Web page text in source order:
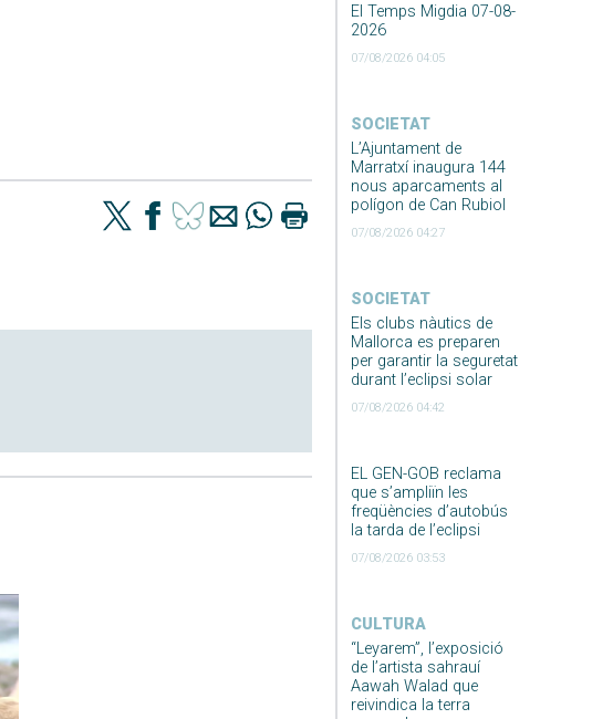
El Temps Migdia 07-08-
2026
07/08/2026 04:05
SOCIETAT
L’Ajuntament de
Marratxí inaugura 144
nous aparcaments al
polígon de Can Rubiol
07/08/2026 04:27
SOCIETAT
Els clubs nàutics de
Mallorca es preparen
per garantir la seguretat
durant l’eclipsi solar
07/08/2026 04:42
EL GEN-GOB reclama
que s’ampliïn les
freqüències d’autobús
la tarda de l’eclipsi
07/08/2026 03:53
CULTURA
“Leyarem”, l’exposició
de l’artista sahrauí
Aawah Walad que
reivindica la terra